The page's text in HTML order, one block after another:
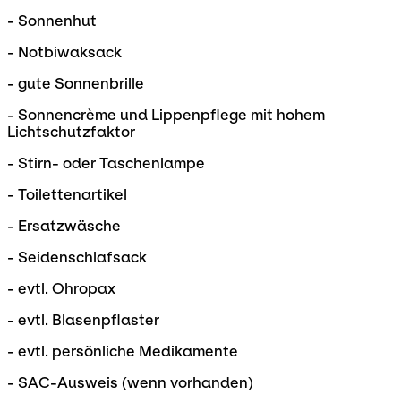
- Sonnenhut
- Notbiwaksack
- gute Sonnenbrille
- Sonnencrème und Lippenpflege mit hohem
Lichtschutzfaktor
- Stirn- oder Taschenlampe
- Toilettenartikel
- Ersatzwäsche
- Seidenschlafsack
- evtl. Ohropax
- evtl. Blasenpflaster
- evtl. persönliche Medikamente
- SAC-Ausweis (wenn vorhanden)